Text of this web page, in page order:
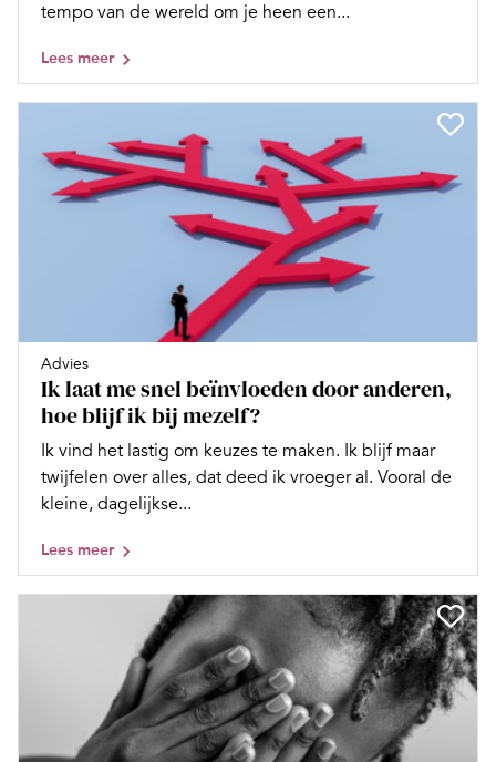
tempo van de wereld om je heen een...
Lees meer
Advies
Ik laat me snel beïnvloeden door anderen,
hoe blijf ik bij mezelf?
Ik vind het lastig om keuzes te maken. Ik blijf maar
twijfelen over alles, dat deed ik vroeger al. Vooral de
kleine, dagelijkse...
Lees meer